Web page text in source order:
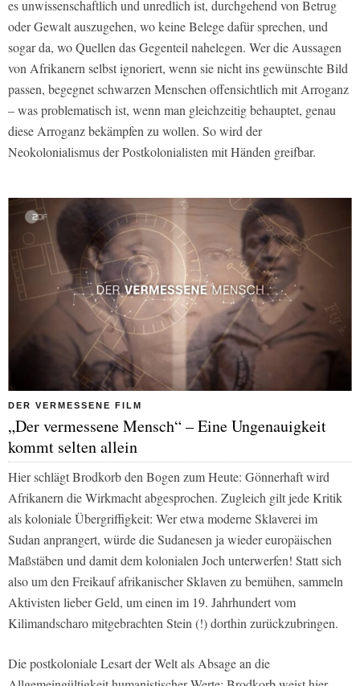
es unwissenschaftlich und unredlich ist, durchgehend von Betrug
oder Gewalt auszugehen, wo keine Belege dafür sprechen, und
sogar da, wo Quellen das Gegenteil nahelegen. Wer die Aussagen
von Afrikanern selbst ignoriert, wenn sie nicht ins gewünschte Bild
passen, begegnet schwarzen Menschen offensichtlich mit Arroganz
– was problematisch ist, wenn man gleichzeitig behauptet, genau
diese Arroganz bekämpfen zu wollen. So wird der
Neokolonialismus der Postkolonialisten mit Händen greifbar.
DER VERMESSENE FILM
„Der vermessene Mensch“ – Eine Ungenauigkeit
kommt selten allein
Hier schlägt Brodkorb den Bogen zum Heute: Gönnerhaft wird
Afrikanern die Wirkmacht abgesprochen. Zugleich gilt jede Kritik
als koloniale Übergriffigkeit: Wer etwa moderne Sklaverei im
Sudan anprangert, würde die Sudanesen ja wieder europäischen
Maßstäben und damit dem kolonialen Joch unterwerfen! Statt sich
also um den Freikauf afrikanischer Sklaven zu bemühen, sammeln
Aktivisten lieber Geld, um einen im 19. Jahrhundert vom
Kilimandscharo mitgebrachten Stein (!) dorthin zurückzubringen.
Die postkoloniale Lesart der Welt als Absage an die